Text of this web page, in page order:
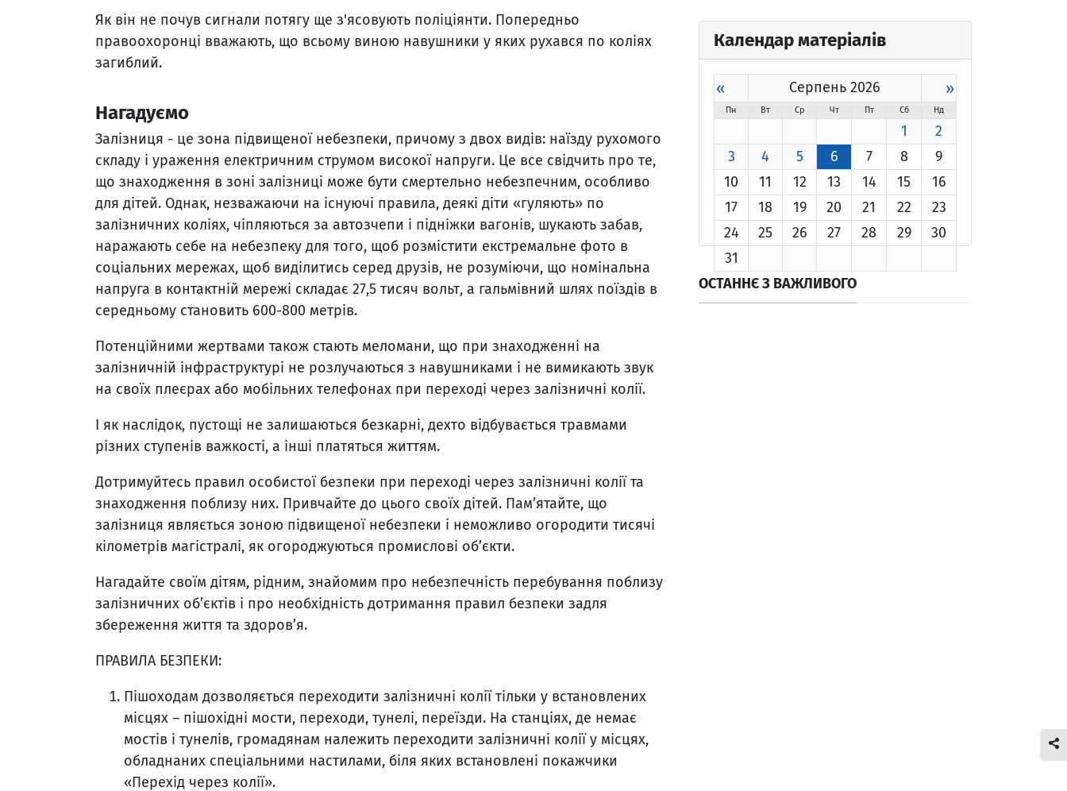
Як він не почув сигнали потягу ще з'ясовують поліціянти. Попередньо
правоохоронці вважають, що всьому виною навушники у яких рухався по коліях
загиблий.
Нагадуємо
Залізниця - це зона підвищеної небезпеки, причому з двох видів: наїзду рухомого
складу і ураження електричним струмом високої напруги. Це все свідчить про те,
що знаходження в зоні залізниці може бути смертельно небезпечним, особливо
для дітей. Однак, незважаючи на існуючі правила, деякі діти «гуляють» по
залізничних коліях, чіпляються за автозчепи і підніжки вагонів, шукають забав,
наражають себе на небезпеку для того, щоб розмістити екстремальне фото в
соціальних мережах, щоб виділитись серед друзів, не розуміючи, що номінальна
напруга в контактній мережі складає 27,5 тисяч вольт, а гальмівний шлях поїздів в
середньому становить 600-800 метрів.
Потенційними жертвами також стають меломани, що при знаходженні на
залізничній інфраструктурі не розлучаються з навушниками і не вимикають звук
на своїх плеєрах або мобільних телефонах при переході через залізничні колії.
І як наслідок, пустощі не залишаються безкарні, дехто відбувається травмами
різних ступенів важкості, а інші платяться життям.
Дотримуйтесь правил особистої безпеки при переході через залізничні колії та
знаходження поблизу них. Привчайте до цього своїх дітей. Пам’ятайте, що
залізниця являється зоною підвищеної небезпеки і неможливо огородити тисячі
кілометрів магістралі, як огороджуються промислові об’єкти.
Нагадайте своїм дітям, рідним, знайомим про небезпечність перебування поблизу
залізничних об’єктів і про необхідність дотримання правил безпеки задля
збереження життя та здоров’я.
ПРАВИЛА БЕЗПЕКИ:
Пішоходам дозволяється переходити залізничні колії тільки у встановлених
місцях – пішохідні мости, переходи, тунелі, переїзди. На станціях, де немає
мостів і тунелів, громадянам належить переходити залізничні колії у місцях,
обладнаних спеціальними настилами, біля яких встановлені покажчики
«Перехід через колії».
Календар матеріалів
« Серпень 2026 »
Пн Вт Ср Чт Пт Сб Нд
1
2
3
4 5 6 7 8
9
10
11 12 13 14 15
16
17
18 19 20 21 22
23
24
25 26 27 28 29
30
31
ОСТАННЄ З ВАЖЛИВОГО